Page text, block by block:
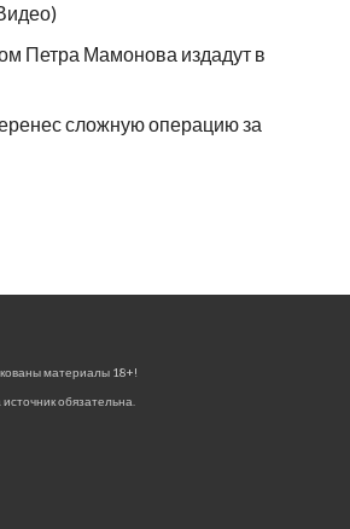
Петра Мамонова издадут в
сложную операцию за
материалы 18+!
обязательна.